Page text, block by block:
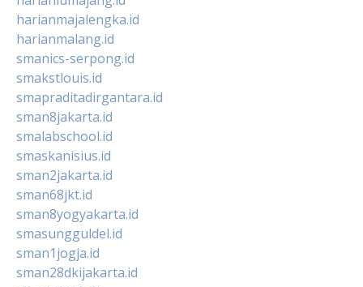
harianmajalengka.id
harianmalang.id
smanics-serpong.id
smakstlouis.id
smapraditadirgantara.id
sman8jakarta.id
smalabschool.id
smaskanisius.id
sman2jakarta.id
sman68jkt.id
sman8yogyakarta.id
smasungguldel.id
sman1jogja.id
sman28dkijakarta.id